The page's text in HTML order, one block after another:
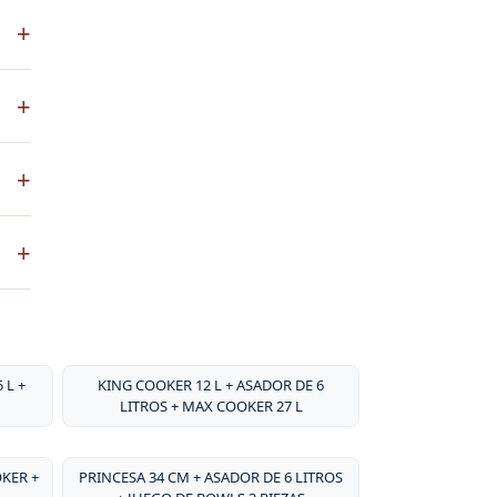
+
+
+
+
L +
KING COOKER 12 L + ASADOR DE 6
LITROS + MAX COOKER 27 L
+
PRINCESA 34 CM + ASADOR DE 6 LITROS